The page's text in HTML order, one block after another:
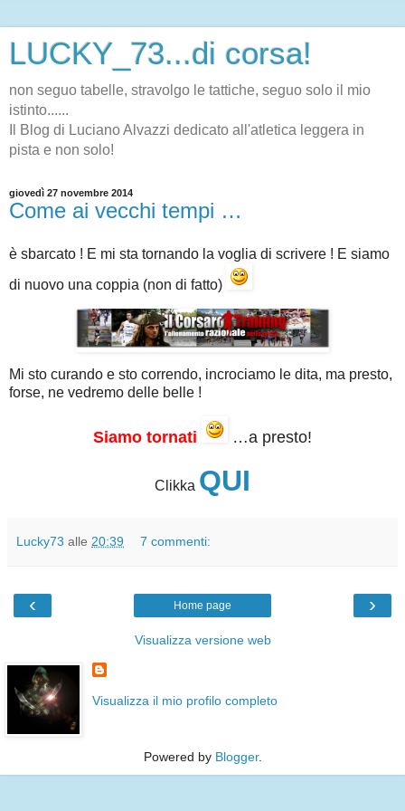
LUCKY_73...di corsa!
non seguo tabelle, stravolgo le tattiche, seguo solo il mio
istinto......
Il Blog di Luciano Alvazzi dedicato all'atletica leggera in
pista e non solo!
giovedì 27 novembre 2014
Come ai vecchi tempi …
è sbarcato ! E mi sta tornando la voglia di scrivere ! E siamo
di nuovo una coppia (non di fatto)
Mi sto curando e sto correndo, incrociamo le dita, ma presto,
forse, ne vedremo delle belle !
Siamo tornati …a presto!
Clikka QUI
Lucky73 alle 20:39 7 commenti:
‹ ›
Home page
Visualizza versione web
Visualizza il mio profilo completo
Powered by Blogger.